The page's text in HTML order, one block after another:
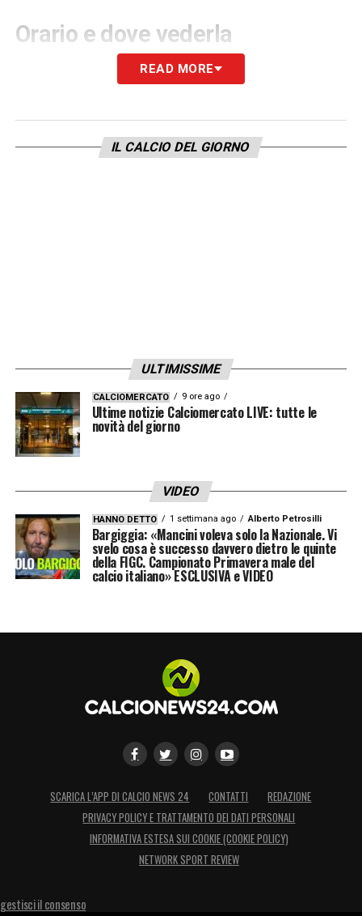
Orario e dove vederla
U21 si gioca sabato 14
trasmessa in in streaming gratis per tutti su
UEFA.TV.
READ MORE
IL CALCIO DEL GIORNO
ULTIMISSIME
CALCIOMERCATO 9 ore ago
Ultime notizie Calciomercato LIVE: tutte le
novità del giorno
VIDEO
HANNO DETTO 1 settimana ago Alberto Petrosilli
Bargiggia: «Mancini voleva solo la Nazionale. Vi
svelo cosa è successo davvero dietro le quinte
della FIGC. Campionato Primavera male del
calcio italiano» ESCLUSIVA e VIDEO
SCARICA L’APP DI CALCIO NEWS 24 CONTATTI
REDAZIONE
PRIVACY POLICY E TRATTAMENTO DEI DATI PERSONALI
INFORMATIVA ESTESA SUI COOKIE (COOKIE POLICY)
NETWORK SPORT REVIEW
gestisci il consenso